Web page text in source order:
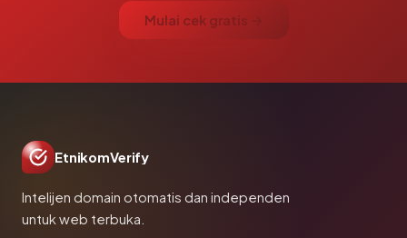
Mulai cek gratis →
EtnikomVerify
Intelijen domain otomatis dan independen
untuk web terbuka.